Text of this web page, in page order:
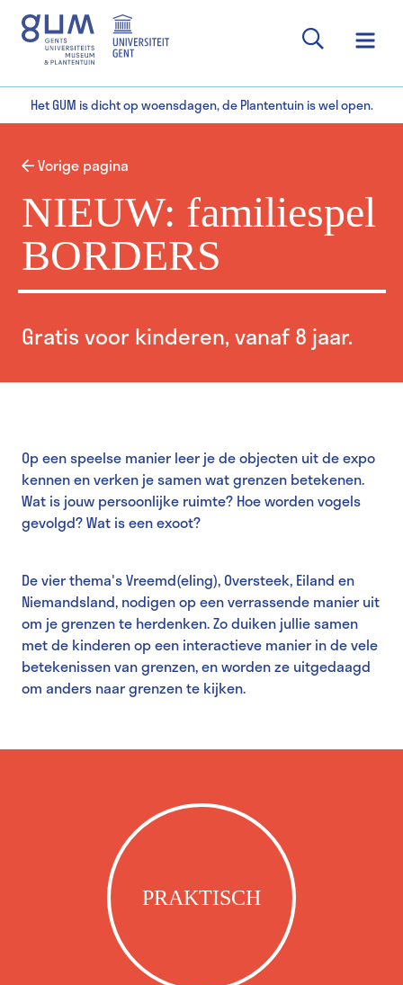
Het GUM is dicht op woensdagen, de Plantentuin is wel open.
Vorige pagina
NIEUW: familiespel
BORDERS
Gratis voor kinderen, vanaf 8 jaar.
Op een speelse manier leer je de objecten uit de expo
kennen en verken je samen wat grenzen betekenen.
Wat is jouw persoonlijke ruimte? Hoe worden vogels
gevolgd? Wat is een exoot?
De vier thema's Vreemd(eling), Oversteek, Eiland en
Niemandsland, nodigen op een verrassende manier uit
om je grenzen te herdenken. Zo duiken jullie samen
met de kinderen op een interactieve manier in de vele
betekenissen van grenzen, en worden ze uitgedaagd
om anders naar grenzen te kijken.
PRAKTISCH